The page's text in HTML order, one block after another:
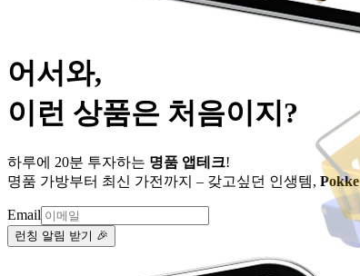
어서와,
이런 상품은 처음이지?
하루에 20분 투자하는 명품 앱테크!
명품 가방부터 최신 가전까지 – 갖고싶던 인생템, Pokke
Email
런칭 알림 받기 🎉